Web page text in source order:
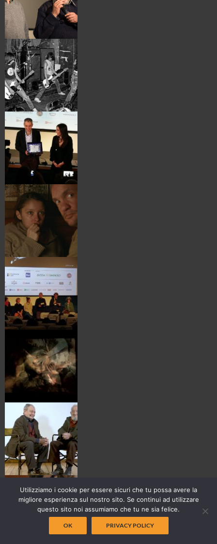
Utilizziamo i cookie per essere sicuri che tu possa avere la
migliore esperienza sul nostro sito. Se continui ad utilizzare
questo sito noi assumiamo che tu ne sia felice.
OK PRIVACY POLICY